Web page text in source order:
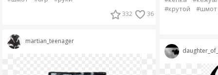
332 36
martian_teenager
#крутой
#шмот